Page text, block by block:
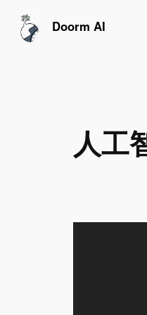
Doorm AI
人工